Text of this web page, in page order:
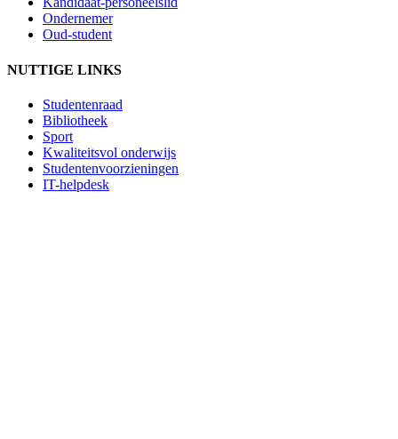
Ondernemer
Oud-student
NUTTIGE LINKS
Studentenraad
Bibliotheek
Sport
Kwaliteitsvol onderwijs
Studentenvoorzieningen
IT-helpdesk